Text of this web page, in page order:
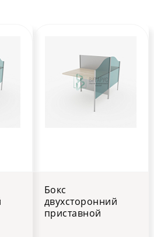
Бокс
двухсторонний
приставной